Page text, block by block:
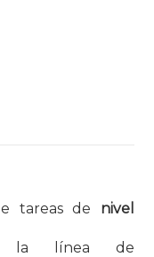
tareas de nivel
la línea de